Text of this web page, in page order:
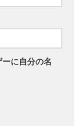
に自分の名